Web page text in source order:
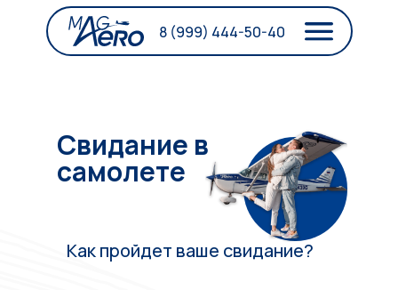
8 (999) 444-50-40
Свидание в
самолете
Как пройдет ваше свидание?